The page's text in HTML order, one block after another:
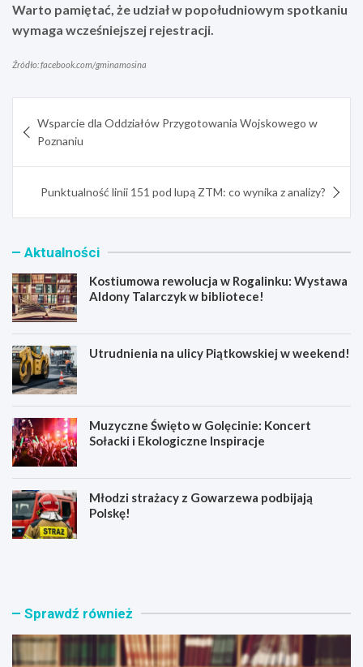
Warto pamiętać, że udział w popołudniowym spotkaniu
wymaga wcześniejszej rejestracji.
Źródło: facebook.com/gminamosina
wpisu
Wsparcie dla Oddziałów Przygotowania Wojskowego w
Poznaniu
Punktualność linii 151 pod lupą ZTM: co wynika z analizy?
Aktualności
Kostiumowa rewolucja w Rogalinku: Wystawa
Aldony Talarczyk w bibliotece!
Utrudnienia na ulicy Piątkowskiej w weekend!
Muzyczne Święto w Golęcinie: Koncert
Sołacki i Ekologiczne Inspiracje
Młodzi strażacy z Gowarzewa podbijają
Polskę!
K
u
o
w
U
n
e
n
Sprawdź również